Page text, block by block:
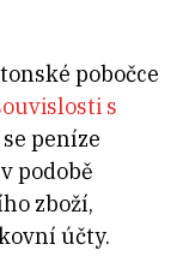
pobočce
s
peníze
podobě
zboží,
účty.